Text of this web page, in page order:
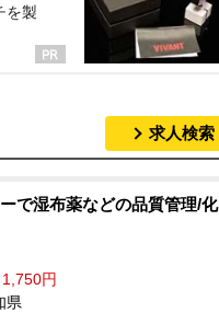
を製
求人検索
で湿布薬などの品質管理/化
円
県